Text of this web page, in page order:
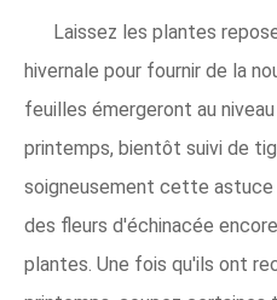
Laissez les plantes
hivernale pour fournir de la
feuilles émergeront au
printemps, bientôt suivi de
soigneusement cette
des fleurs d'échinacée
plantes. Une fois qu'ils ont